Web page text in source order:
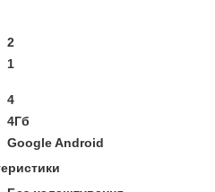
2
1
4
4Гб
Google Android